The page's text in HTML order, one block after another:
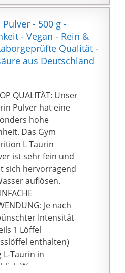
Taurine
von Now Foods
glutenfrei, sojafrei
ohne Gentechnik
Taurine
Now Foods enthält
mg Taurine, eine
die an
wichtigen
im Körper
ist
- 500 g -
- Vegan - Rein &
Qualität -
aus Deutschland
QUALITÄT: Unser
Pulver hat eine
hohe
Das Gym
L Taurin
ist sehr fein und
sich hervorragend
auflösen.
Je nach
Intensität
1 Löffel
enthalten)
L-Taurin in
Wasser